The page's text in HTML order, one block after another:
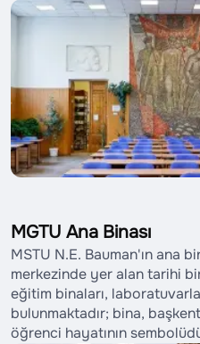
MGTU Ana Binası
MSTU N.E. Bauman'ın ana
merkezinde yer alan tarihi
eğitim binaları,
bulunmaktadır; bina,
öğrenci hayatının